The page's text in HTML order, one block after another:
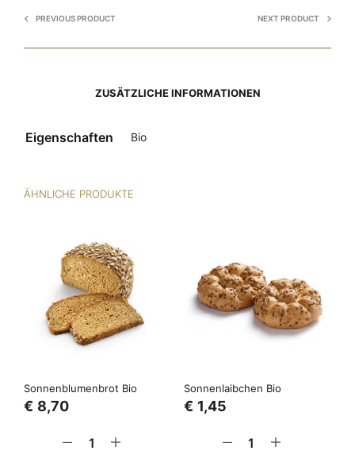
PREVIOUS PRODUCT NEXT PRODUCT
ZUSÄTZLICHE INFORMATIONEN
Eigenschaften Bio
ÄHNLICHE PRODUKTE
Sonnenblumenbrot Bio
€ 8,70
Sonnenlaibchen Bio
€ 1,45